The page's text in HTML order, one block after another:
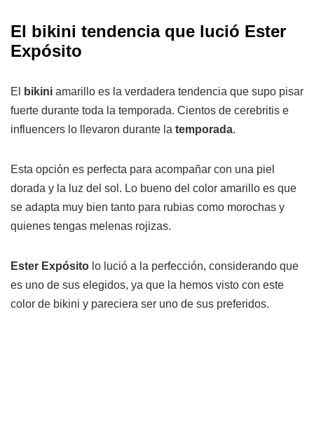
El bikini tendencia que lució Ester
Expósito
El bikini amarillo es la verdadera tendencia que supo pisar
fuerte durante toda la temporada. Cientos de cerebritis e
influencers lo llevaron durante la temporada.
Esta opción es perfecta para acompañar con una piel
dorada y la luz del sol. Lo bueno del color amarillo es que
se adapta muy bien tanto para rubias como morochas y
quienes tengas melenas rojizas.
Ester Expósito lo lució a la perfección, considerando que
es uno de sus elegidos, ya que la hemos visto con este
color de bikini y pareciera ser uno de sus preferidos.